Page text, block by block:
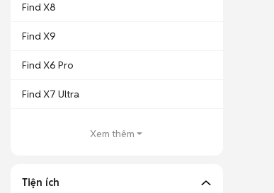
Find X8
Find X9
Find X6 Pro
Find X7 Ultra
Xem thêm
Tiện ích